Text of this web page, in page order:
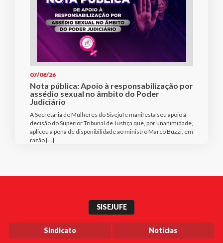
07/08/26
Nota pública: Apoio à responsabilização por
assédio sexual no âmbito do Poder
Judiciário
A Secretaria de Mulheres do Sisejufe manifesta seu apoio à
decisão do Superior Tribunal de Justiça que, por unanimidade,
aplicou a pena de disponibilidade ao ministro Marco Buzzi, em
razão […]
SISEJUFE
Sindicato Notícias